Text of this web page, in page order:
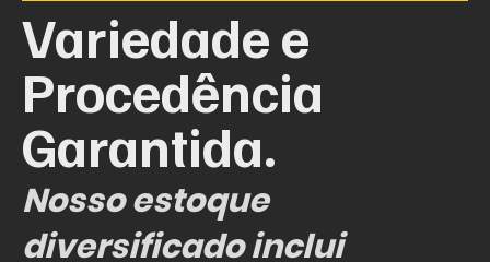
Variedade e
Procedência
Garantida.
Nosso estoque
diversificado inclui